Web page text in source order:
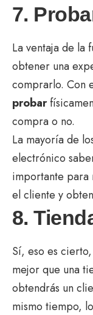
7.
La ventaja de la
obtener una
comprarlo. Con
probar
compra o no.
La mayoría de
electrónico
importante para
el cliente y
8.
Sí, eso es
mejor que una
obtendrás un
mismo tiempo,